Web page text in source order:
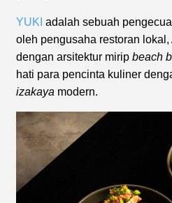
YUKI adalah sebuah
oleh pengusaha restoran
dengan arsitektur mirip beach
hati para pencinta kuliner
izakaya modern.